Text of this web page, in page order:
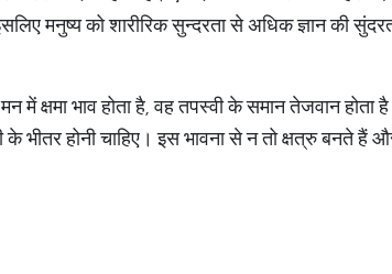
मनुष्य को शारीरिक सुन्दरता से अधिक ज्ञान की
में क्षमा भाव होता है, वह तपस्वी के समान तेजवान
होनी चाहिए। इस भावना से न तो क्षत्रु बनते हैं और